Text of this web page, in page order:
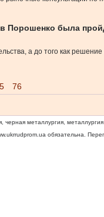
Порошенко была
а до того как
76
черная металлургия,
обязательна.